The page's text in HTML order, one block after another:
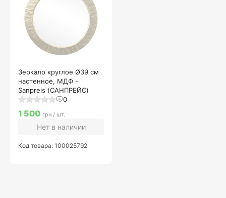
Зеркало круглое Ø39 см
настенное, МДФ -
Sanpreis (САНПРЕЙС)
0
1 500 грн / шт.
Нет в наличии
Код товара: 100025792